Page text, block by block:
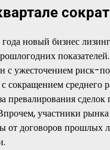
новый бизнес
с ужесточением риск-
сокращением среднего
превалирования
участники
от договоров прошлых